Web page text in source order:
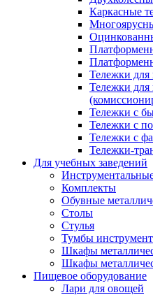
Каркасные
Тележки для
Тележки для
Тележки с
Тележки с
Тележки с
Тележки-
Для учебных заведений
Комплекты
Обувные
Столы
Стулья
Тумбы
Шкафы
Шкафы
Пищевое оборудование
Лари для овощей